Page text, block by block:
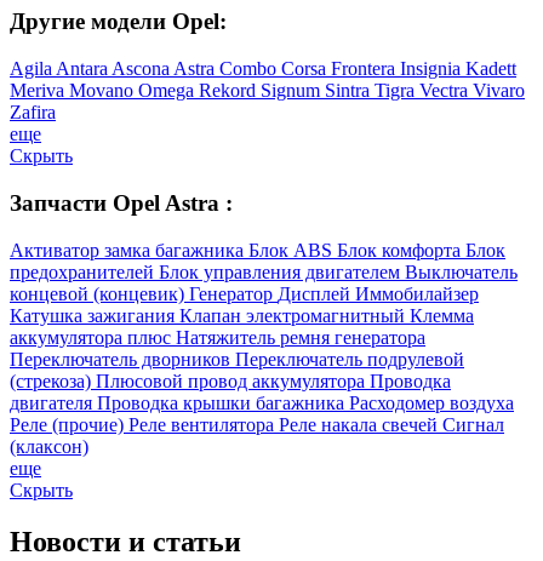
Другие модели Opel:
Agila Antara Ascona Astra Combo Corsa Frontera Insignia Kadett
Meriva Movano Omega Rekord Signum Sintra Tigra Vectra Vivaro
Zafira
еще
Скрыть
Запчасти Opel Astra :
Активатор замка багажника Блок ABS Блок комфорта Блок
предохранителей Блок управления двигателем Выключатель
концевой (концевик) Генератор Дисплей Иммобилайзер
Катушка зажигания Клапан электромагнитный Клемма
аккумулятора плюс Натяжитель ремня генератора
Переключатель дворников Переключатель подрулевой
(стрекоза) Плюсовой провод аккумулятора Проводка
двигателя Проводка крышки багажника Расходомер воздуха
Реле (прочие) Реле вентилятора Реле накала свечей Сигнал
(клаксон)
еще
Скрыть
Новости и статьи